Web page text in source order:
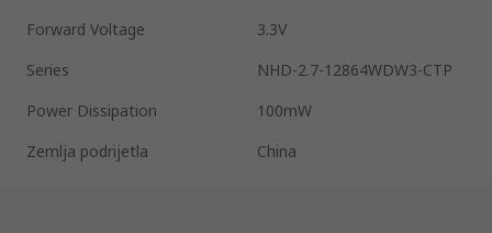
Forward Voltage
3.3V
Series
NHD-2.7-12864WDW3-CTP
Power Dissipation
100mW
Zemlja podrijetla
China